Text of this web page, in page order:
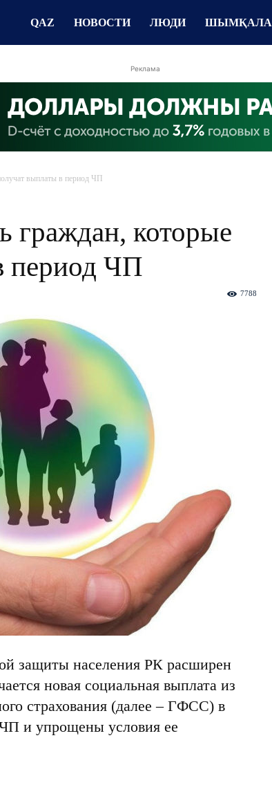
QAZ НОВОСТИ ЛЮДИ ШЫМҚАЛА
Реклама
выплаты в период ЧП
граждан, которые
период ЧП
7788
защиты населения РК расширен
новая социальная выплата из
страхования (далее – ГФСС) в
ЧП и упрощены условия ее